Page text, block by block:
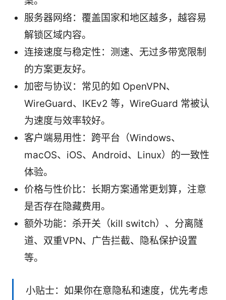
服务器网络：覆盖国家和地区越多，越容易
解锁区域内容。
连接速度与稳定性：测速、无过多带宽限制
的方案更友好。
加密与协议：常见的如 OpenVPN、
WireGuard、IKEv2 等，WireGuard 常被认
为速度与效率较好。
客户端易用性：跨平台（Windows、
macOS、iOS、Android、Linux）的一致性
体验。
价格与性价比：长期方案通常更划算，注意
是否存在隐藏费用。
额外功能：杀开关（kill switch）、分离隧
道、双重VPN、广告拦截、隐私保护设置
等。
小贴士：如果你在意隐私和速度，优先考虑